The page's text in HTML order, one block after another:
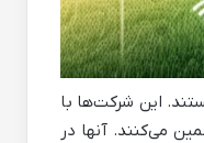
این شرکت‌ها با
می‌کنند. آنها در